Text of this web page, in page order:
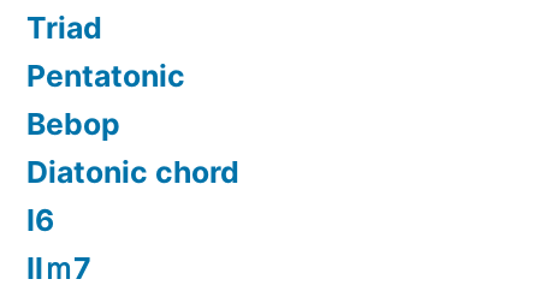
Triad
Pentatonic
Bebop
Diatonic chord
Ⅰ6
Ⅱｍ7